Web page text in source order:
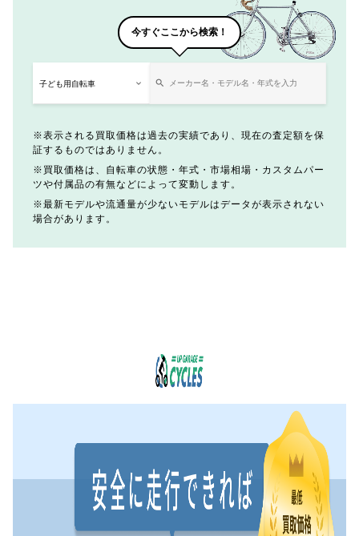
今すぐここから検索！
表示される買取価格は過去の実績であり、現在の査定額を保
証するものではありません。
買取価格は、自転車の状態・年式・市場相場・カスタムパー
ツや付属品の有無などによって変動します。
最新モデルや流通量が少ないモデルはデータが表示されない
場合があります。